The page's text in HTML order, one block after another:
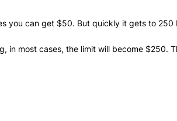
you can get $50. But quickly it gets to 250
in most cases, the limit will become $250.